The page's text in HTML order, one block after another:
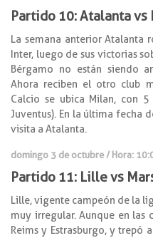
Partido 10: Atalanta vs
La semana anterior Atalanta
Inter, luego de sus victorias
Bérgamo no están siendo
Ahora reciben el otro club
Calcio se ubica Milan, con
Juventus). En la última fecha
visita a Atalanta.
domingo 3 de octubre / Hora:
Partido 11: Lille vs
Lille, vigente campeón de la
muy irregular. Aunque en las
Reims y Estrasburgo, y trepó